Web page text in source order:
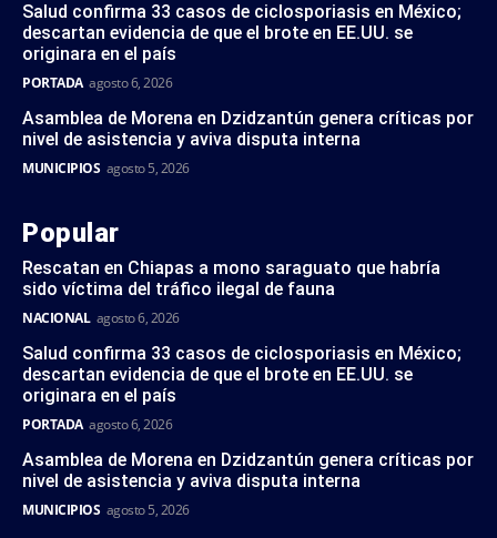
Salud confirma 33 casos de ciclosporiasis en México;
descartan evidencia de que el brote en EE.UU. se
originara en el país
PORTADA agosto 6, 2026
Asamblea de Morena en Dzidzantún genera críticas por
nivel de asistencia y aviva disputa interna
MUNICIPIOS agosto 5, 2026
Popular
Rescatan en Chiapas a mono saraguato que habría
sido víctima del tráfico ilegal de fauna
NACIONAL agosto 6, 2026
Salud confirma 33 casos de ciclosporiasis en México;
descartan evidencia de que el brote en EE.UU. se
originara en el país
PORTADA agosto 6, 2026
Asamblea de Morena en Dzidzantún genera críticas por
nivel de asistencia y aviva disputa interna
MUNICIPIOS agosto 5, 2026